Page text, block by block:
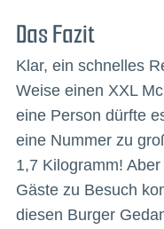
Das Fazit
Klar, ein schnelles
Weise einen XXL
eine Person dürfte
eine Nummer zu
1,7 Kilogramm!
Gäste zu Besuch
diesen Burger